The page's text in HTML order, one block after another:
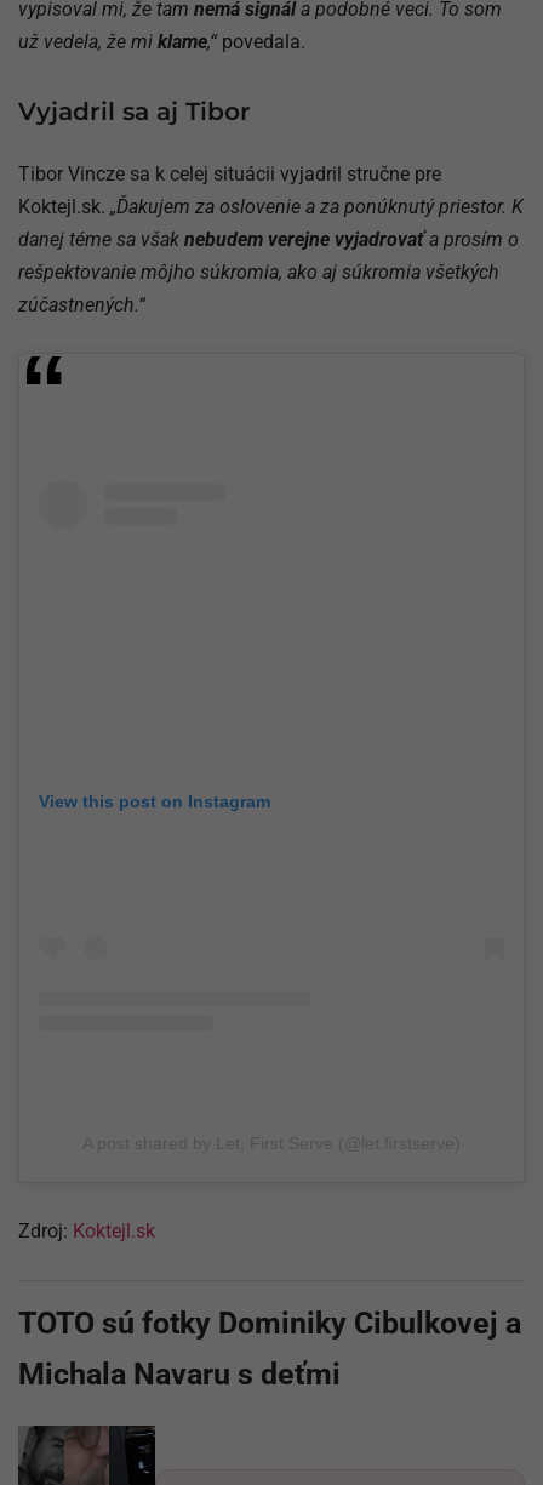
vypisoval mi, že tam nemá signála podobné veci. To som
už vedela, že mi klame,“ povedala.
Vyjadril sa aj Tibor
Tibor Vincze sa k celej situácii vyjadril stručne pre
Koktejl.sk. „Ďakujem za oslovenie a za ponúknutý priestor. K
danej téme sa však nebudem verejne vyjadrovaťa prosím o
rešpektovanie môjho súkromia, ako aj súkromia všetkých
zúčastnených.“
View this post on Instagram
Zdroj: Koktejl.sk
TOTO sú fotky Dominiky Cibulkovej a
Michala Navaru s deťmi